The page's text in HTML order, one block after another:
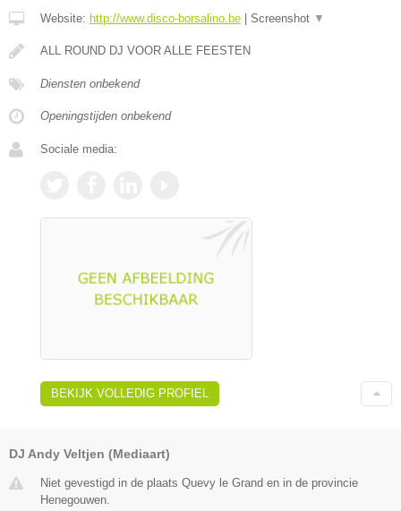
Website: http://www.disco-borsalino.be Screenshot ▼
ALL ROUND DJ VOOR ALLE FEESTEN
Diensten onbekend
Openingstijden onbekend
Sociale media:
BEKIJK VOLLEDIG PROFIEL
DJ Andy Veltjen (Mediaart)
Niet gevestigd in de plaats Quevy le Grand en in de provincie
Henegouwen.